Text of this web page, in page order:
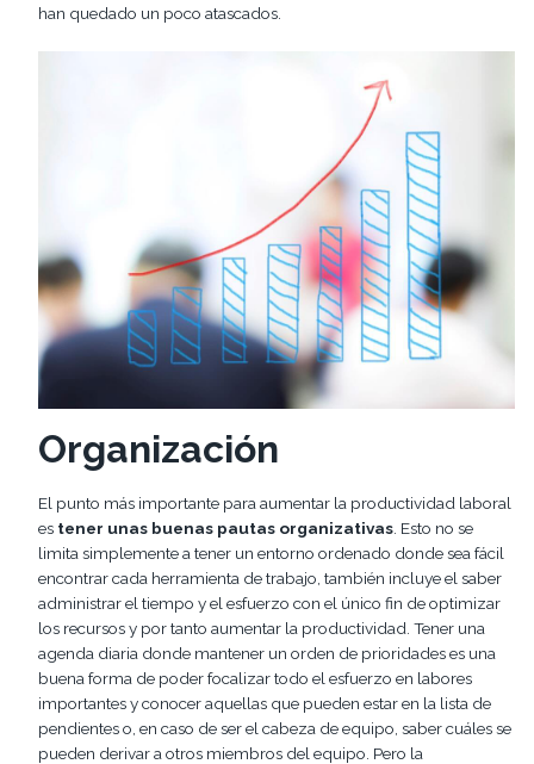
han quedado un poco atascados.
Organización
El punto más importante para aumentar la productividad laboral
es tener unas buenas pautas organizativas . Esto no se
limita simplemente a tener un entorno ordenado donde sea fácil
encontrar cada herramienta de trabajo, también incluye el saber
administrar el tiempo y el esfuerzo con el único fin de optimizar
los recursos y por tanto aumentar la productividad. Tener una
agenda diaria donde mantener un orden de prioridades es una
buena forma de poder focalizar todo el esfuerzo en labores
importantes y conocer aquellas que pueden estar en la lista de
pendientes o, en caso de ser el cabeza de equipo, saber cuáles se
pueden derivar a otros miembros del equipo. Pero la